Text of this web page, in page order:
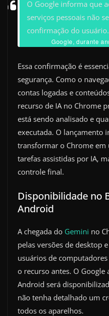
O Google informa que
serviços pessoais não
confirmação do usuário.
Google, durante
Essa confirmação é
segurança. Como o
contas logadas e
recurso de IA no Chrome
está sendo analisado e
executada. O lançamento
transformar o Chrome em
tarefas assistidas por IA,
controle final.
Disponibilidade no
Android
A chegada do Gemini no
pelas versões de desktop
usuários de
o recurso antes. O Google
Android será
não tenha detalhado um
todos os aparelhos.